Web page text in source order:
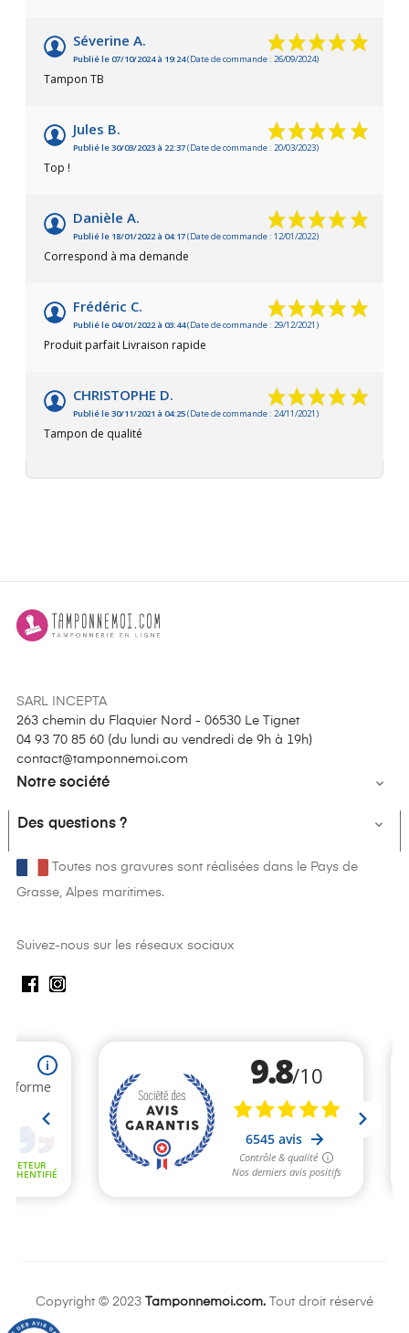
Séverine A.
Publié le 07/10/2024 à 19:24(Date de commande : 26/09/2024)
Tampon TB
Jules B.
Publié le 30/03/2023 à 22:37(Date de commande : 20/03/2023)
Top !
Danièle A.
Publié le 18/01/2022 à 04:17(Date de commande : 12/01/2022)
Correspond à ma demande
Frédéric C.
Publié le 04/01/2022 à 03:44(Date de commande : 29/12/2021)
Produit parfait Livraison rapide
CHRISTOPHE D.
Publié le 30/11/2021 à 04:25(Date de commande : 24/11/2021)
Tampon de qualité
SARL INCEPTA
263 chemin du Flaquier Nord - 06530 Le Tignet
04 93 70 85 60 (du lundi au vendredi de 9h à 19h)
contact@tamponnemoi.com
Notre société 
Des questions ? 
Toutes nos gravures sont réalisées dans le Pays de
Grasse, Alpes maritimes.
Suivez-nous sur les réseaux sociaux
Copyright © 2023 Tamponnemoi.com. Tout droit réservé